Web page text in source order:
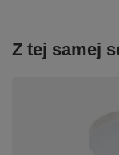
Z tej samej